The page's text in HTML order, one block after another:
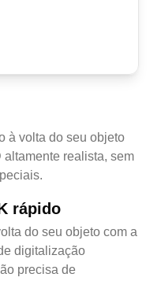
à volta do seu objeto
realista, sem
rápido
do seu objeto com a
digitalização
precisa de